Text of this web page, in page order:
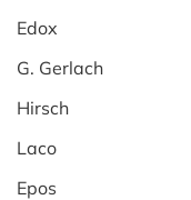
Edox
G. Gerlach
Hirsch
Laco
Epos